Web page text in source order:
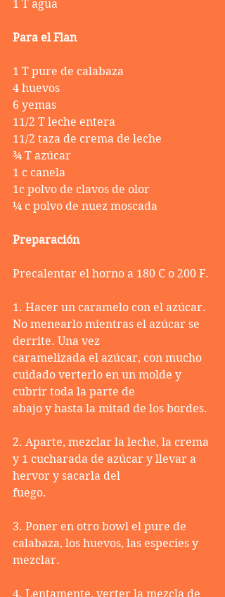
1 T agua
Para el Flan
1 T pure de calabaza
4 huevos
6 yemas
11/2 T leche entera
11/2 taza de crema de leche
¾ T azúcar
1 c canela
1c polvo de clavos de olor
¼ c polvo de nuez moscada
Preparación
Precalentar el horno a 180 C o 200 F.
1. Hacer un caramelo con el azúcar.
No menearlo mientras el azúcar se
derrite. Una vez
caramelizada el azúcar, con mucho
cuidado verterlo en un molde y
cubrir toda la parte de
abajo y hasta la mitad de los bordes.
2. Aparte, mezclar la leche, la crema
y 1 cucharada de azúcar y llevar a
hervor y sacarla del
fuego.
3. Poner en otro bowl el pure de
calabaza, los huevos, las especies y
mezclar.
4. Lentamente, verter la mezcla de